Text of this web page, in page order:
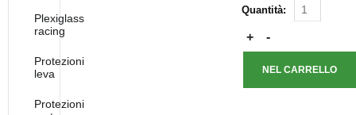
Quantità:
Plexiglass
racing
Protezioni
leva
Protezioni